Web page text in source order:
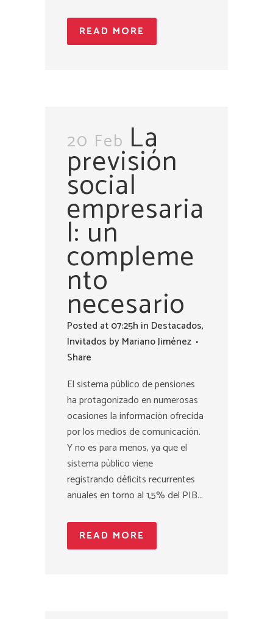
READ MORE
20 Feb La
previsión
social
empresaria
l: un
compleme
nto
necesario
Posted at 07:25h in Destacados,
Invitados byMariano Jiménez
Share
El sistema público de pensiones
ha protagonizado en numerosas
ocasiones la información ofrecida
por los medios de comunicación.
Y no es para menos, ya que el
sistema público viene
registrando déficits recurrentes
anuales en torno al 1,5% del PIB...
READ MORE